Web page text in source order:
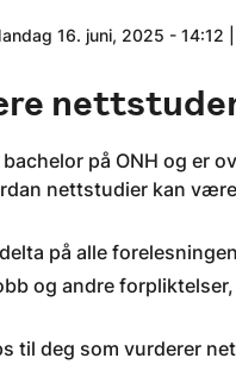
16. juni, 2025 - 14:12
på ONH og er
nettstudier kan
på alle
og andre forpliktelser,
til deg som vurderer